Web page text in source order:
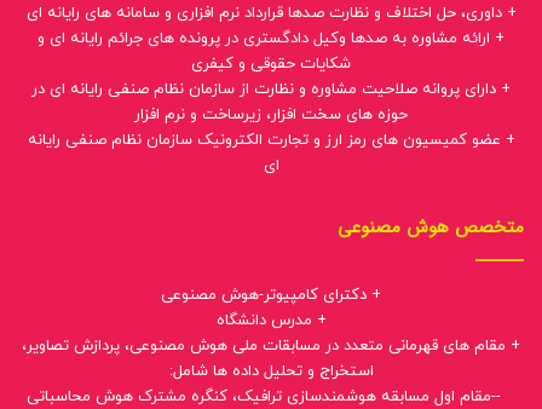
+ داوری، حل اختلاف و نظارت صدها قرارداد نرم افزاری و سامانه های رایانه ای
+ ارائه مشاوره به صدها وکیل دادگستری در پرونده های جرائم رایانه ای و
شکایات حقوقی و کیفری
+ دارای پروانه صلاحیت مشاوره و نظارت از سازمان نظام صنفی رایانه ای در
حوزه های سخت افزار، زیرساخت و نرم افزار
+ عضو کمیسیون های رمز ارز و تجارت الکترونیک سازمان نظام صنفی رایانه
ای
متخصص هوش مصنوعی
+ دکترای کامپیوتر-هوش مصنوعی
+ مدرس دانشگاه
+ مقام های قهرمانی متعدد در مسابقات ملی هوش مصنوعی، پردازش تصاویر،
استخراج و تحلیل داده ها شامل:
--مقام اول مسابقه هوشمندسازی ترافیک، کنگره مشترک هوش محاسباتی